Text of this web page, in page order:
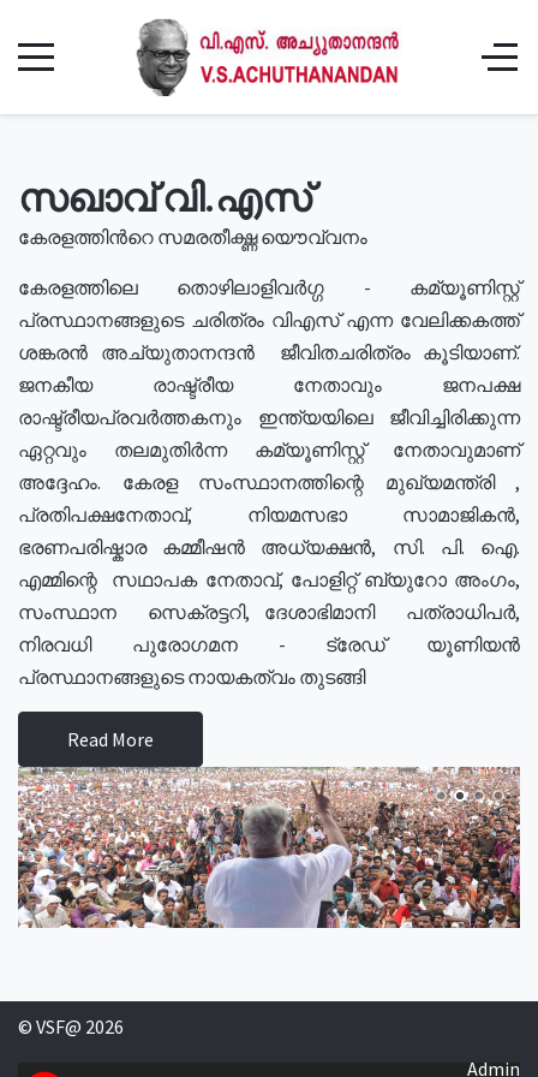
സഖാവ് വി.എസ്
കേരളത്തിൻറെ സമരതീക്ഷ്ണ യൌവ്വനം
കേരളത്തിലെ തൊഴിലാളിവർഗ്ഗ - കമ്യൂണിസ്റ്റ്
പ്രസ്ഥാനങ്ങളുടെ ചരിത്രം വിഎസ് എന്ന വേലിക്കകത്ത്
ശങ്കരൻ അച്യുതാനന്ദൻ ജീവിതചരിത്രം കൂടിയാണ്.
ജനകീയ രാഷ്ട്രീയ നേതാവും ജനപക്ഷ
രാഷ്ട്രീയപ്രവർത്തകനും ഇന്ത്യയിലെ ജീവിച്ചിരിക്കുന്ന
ഏറ്റവും തലമുതിർന്ന കമ്യൂണിസ്റ്റ് നേതാവുമാണ്
അദ്ദേഹം. കേരള സംസ്ഥാനത്തിന്റെ മുഖ്യമന്ത്രി ,
പ്രതിപക്ഷനേതാവ്, നിയമസഭാ സാമാജികൻ,
ഭരണപരിഷ്കാര കമ്മീഷൻ അധ്യക്ഷൻ, സി. പി. ഐ.
എമ്മിന്റെ സഥാപക നേതാവ്, പോളിറ്റ് ബ്യുറോ അംഗം,
സംസ്ഥാന സെക്രട്ടറി, ദേശാഭിമാനി പത്രാധിപർ,
നിരവധി പുരോഗമന - ട്രേഡ് യൂണിയൻ
പ്രസ്ഥാനങ്ങളുടെ നായകത്വം തുടങ്ങി
Read More
© VSF@ 2026
Admin